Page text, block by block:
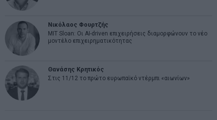
Νικόλαος Φουρτζής
MIT Sloan: Οι AI-driven επιχειρήσεις διαμορφώνουν το νέο
μοντέλο επιχειρηματικότητας
Θανάσης Κρητικός
Στις 11/12 το πρώτο ευρωπαϊκό ντέρμπι «αιωνίων»